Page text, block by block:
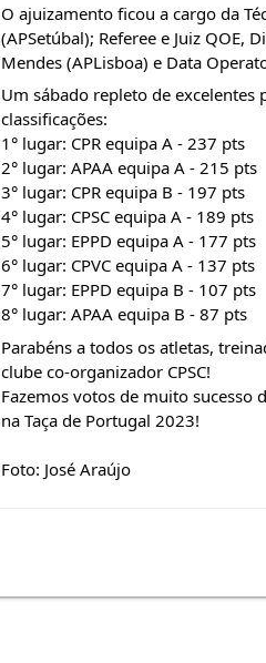
O ajuizamento ficou a cargo da
(APSetúbal); Referee e Juiz QOE,
Mendes (APLisboa) e Data
Um sábado repleto de excelentes
classificações:
1° lugar: CPR equipa A - 237 pts
2° lugar: APAA equipa A - 215 pts
3° lugar: CPR equipa B - 197 pts
4° lugar: CPSC equipa A - 189 pts
5° lugar: EPPD equipa A - 177 pts
6° lugar: CPVC equipa A - 137 pts
7° lugar: EPPD equipa B - 107 pts
8° lugar: APAA equipa B - 87 pts
Parabéns a todos os atletas,
clube co-organizador CPSC!
Fazemos votos de muito sucesso
na Taça de Portugal 2023!
Foto: José Araújo